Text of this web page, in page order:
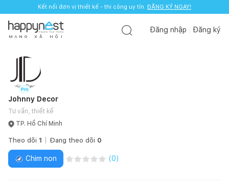
Kết nối đơn vị thiết kế - thi công uy tín. ĐĂNG KÝ NGAY!
M Ạ N G X Ã H Ộ I
Đăng nhập Đăng ký
Johnny Decor
Tư vấn, thiết kế
TP. Hồ Chí Minh
Theo dõi 1 Đang theo dõi 0
Chim non (0)